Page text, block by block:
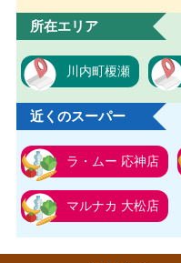
所在エリア
川内町榎瀬
近くのスーパー
ラ・ムー 応神店
マルナカ 大松店